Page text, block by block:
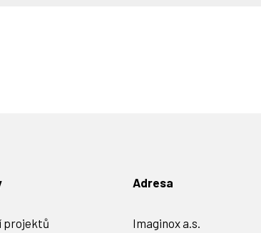
projektů
Adresa
Imaginox a.s.